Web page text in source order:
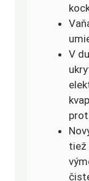
V
tiež